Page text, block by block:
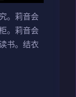
。 莉音会
。 莉音会
书。 结衣